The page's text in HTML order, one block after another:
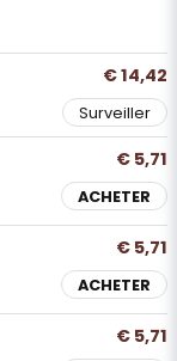
€ 14,42
Surveiller
€ 5,71
ACHETER
€ 5,71
ACHETER
€ 5,71